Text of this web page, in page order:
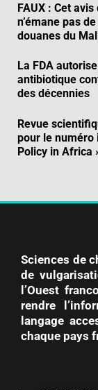
FAUX : Cet
n’émane pas
douanes du
La FDA
antibiotique
des décennies
Revue
pour le numéro
Policy in Africa
Sciences de
de
l’Ouest
rendre
langage
chaque pays